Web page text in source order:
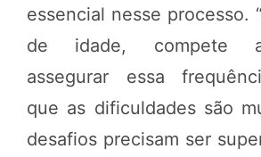
essencial nesse processo.
de idade, compete
assegurar essa
que as dificuldades são
desafios precisam ser